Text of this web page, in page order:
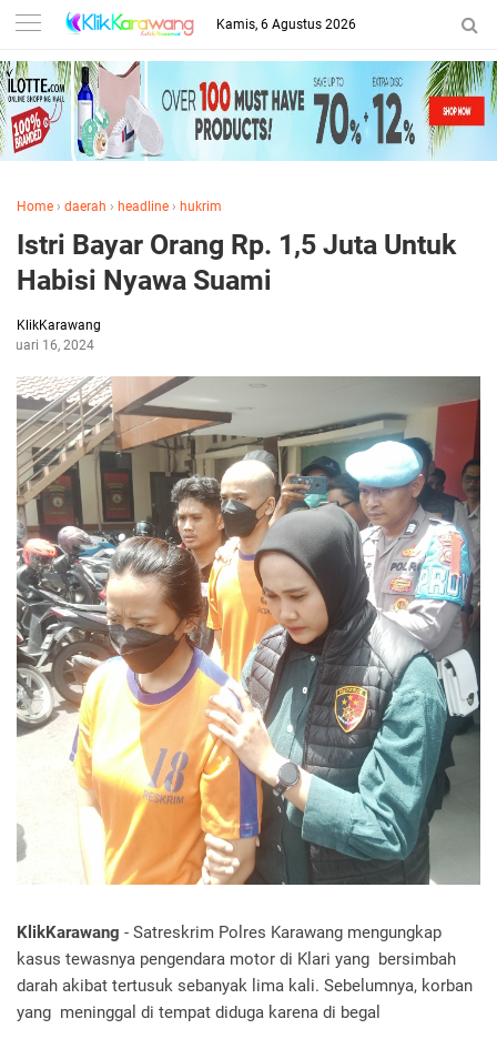
Kamis, 6 Agustus 2026
Home › daerah › headline › hukrim
Istri Bayar Orang Rp. 1,5 Juta Untuk
Habisi Nyawa Suami
KlikKarawang
16, 2024
KlikKarawang - Satreskrim Polres Karawang mengungkap
kasus tewasnya pengendara motor di Klari yang bersimbah
darah akibat tertusuk sebanyak lima kali. Sebelumnya, korban
yang meninggal di tempat diduga karena di begal